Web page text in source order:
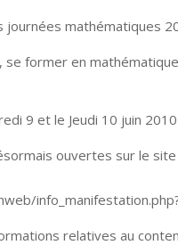
journées mathématiques
se former en
9 et le Jeudi 10 juin 2010
ouvertes sur le site
relatives au